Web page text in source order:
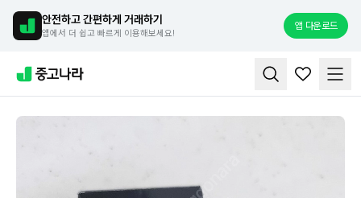
안전하고 간편하게 거래하기
앱에서 더 쉽고 빠르게 이용해보세요!
앱 다운로드